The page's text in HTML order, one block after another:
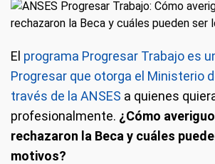
El programa Progresar Trabajo es
Progresar que otorga el Ministerio
través de la ANSES a quienes
profesionalmente. ¿Cómo
rechazaron la Beca y cuáles
motivos?